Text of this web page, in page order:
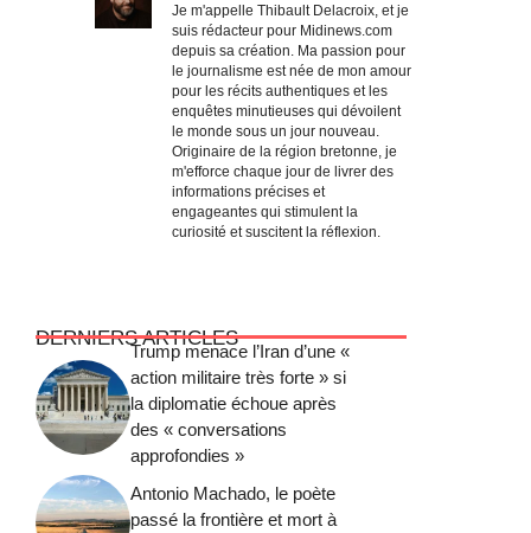
Je m'appelle Thibault Delacroix, et je
suis rédacteur pour Midinews.com
depuis sa création. Ma passion pour
le journalisme est née de mon amour
pour les récits authentiques et les
enquêtes minutieuses qui dévoilent
le monde sous un jour nouveau.
Originaire de la région bretonne, je
m'efforce chaque jour de livrer des
informations précises et
engageantes qui stimulent la
curiosité et suscitent la réflexion.
DERNIERS ARTICLES
Trump menace l’Iran d’une «
action militaire très forte » si
la diplomatie échoue après
des « conversations
approfondies »
Antonio Machado, le poète
passé la frontière et mort à